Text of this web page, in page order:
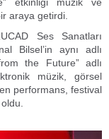
araya getirdi.
Ses Sanatları
Bilsel’in aynı adlı
the Future” adlı
müzik, görsel
performans, festival